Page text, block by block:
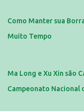
Como Manter sua
Muito Tempo
Ma Long e Xu Xin são
Campeonato Nacional